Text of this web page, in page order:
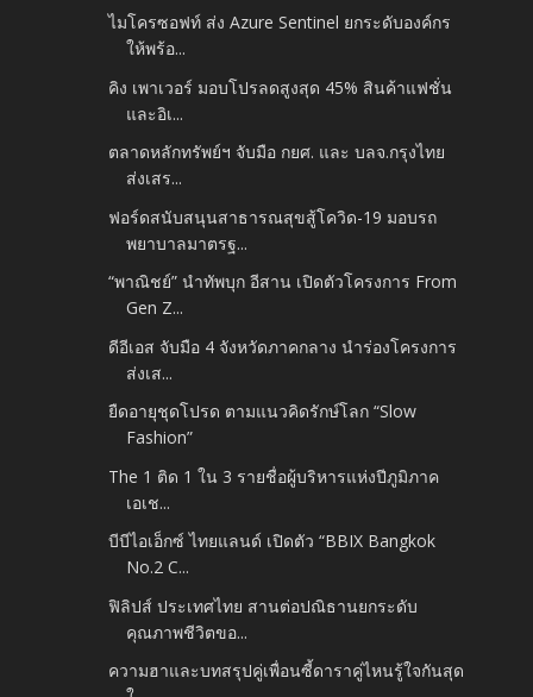
ไมโครซอฟท์ ส่ง Azure Sentinel ยกระดับองค์กร
ให้พร้อ...
คิง เพาเวอร์ มอบโปรลดสูงสุด 45% สินค้าแฟชั่น
และอิเ...
ตลาดหลักทรัพย์ฯ จับมือ กยศ. และ บลจ.กรุงไทย
ส่งเสร...
ฟอร์ดสนับสนุนสาธารณสุขสู้โควิด-19 มอบรถ
พยาบาลมาตรฐ...
“พาณิชย์” นำทัพบุก อีสาน เปิดตัวโครงการ From
Gen Z...
ดีอีเอส จับมือ 4 จังหวัดภาคกลาง นำร่องโครงการ
ส่งเส...
ยืดอายุชุดโปรด ตามแนวคิดรักษ์โลก “Slow
Fashion”
The 1 ติด 1 ใน 3 รายชื่อผู้บริหารแห่งปีภูมิภาค
เอเช...
บีบีไอเอ็กซ์ ไทยแลนด์ เปิดตัว “BBIX Bangkok
No.2 C...
ฟิลิปส์ ประเทศไทย สานต่อปณิธานยกระดับ
คุณภาพชีวิตขอ...
ความฮาและบทสรุปคู่เพื่อนซี้ดาราคู่ไหนรู้ใจกันสุด